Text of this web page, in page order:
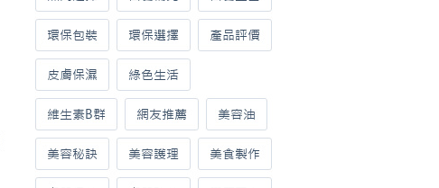
環保包裝 環保選擇 產品評價
皮膚保濕 綠色生活
維生素B群 網友推薦 美容油
美容秘訣 美容護理 美食製作